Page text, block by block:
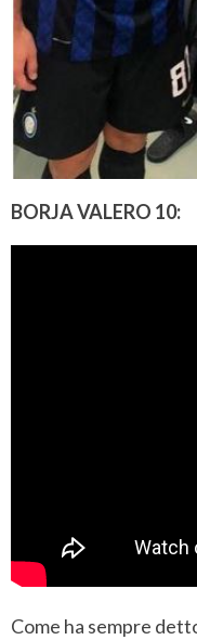
BORJA VALERO 10:
Come ha sempre